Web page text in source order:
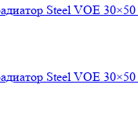
Steel VOE
Steel VOE